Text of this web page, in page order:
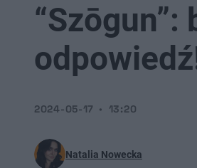
Natalia Nowecka
2024-05-17 13:20